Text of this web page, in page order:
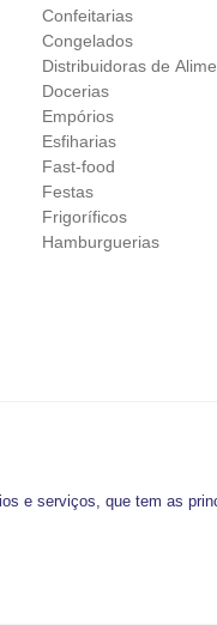
Confeitarias
Congelados
Distribuidoras de
Docerias
Empórios
Esfiharias
Fast-food
Festas
Frigoríficos
Hamburguerias
e serviços, que tem as